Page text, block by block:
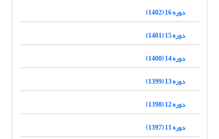
دوره 16 (1402)
دوره 15 (1401)
دوره 14 (1400)
دوره 13 (1399)
دوره 12 (1398)
دوره 11 (1397)